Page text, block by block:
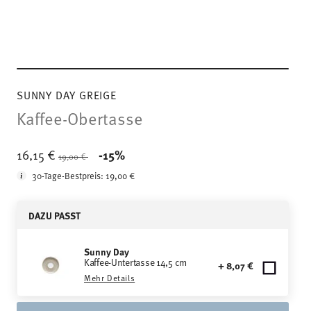
SUNNY DAY GREIGE
Kaffee-Obertasse
16,15 € Price reduced from
19,00 € -15%
30-Tage-Bestpreis:19,00 €
DAZU PASST
Sunny Day
Kaffee-Untertasse 14,5 cm
Mehr Details
+ 8,07 €